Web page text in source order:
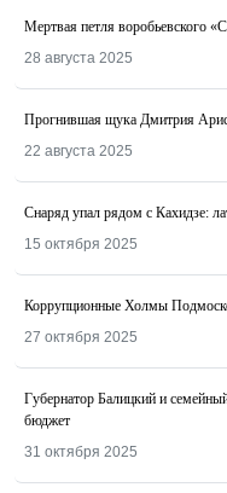
Мертвая петля воробьевского
28 августа 2025
Прогнившая щука Дмитрия
22 августа 2025
Снаряд упал рядом с Кахидзе:
15 октября 2025
Коррупционные Холмы
27 октября 2025
Губернатор Балицкий и
бюджет
31 октября 2025